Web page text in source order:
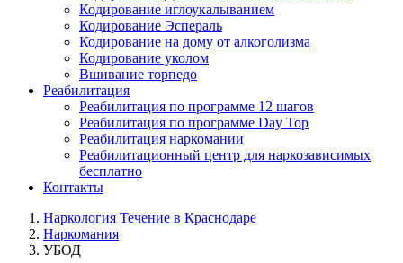
Кодирование иглоукалыванием
Кодирование Эспераль
Кодирование на дому от алкоголизма
Кодирование уколом
Вшивание торпедо
Реабилитация
Реабилитация по программе 12 шагов
Реабилитация по программе Day Top
Реабилитация наркомании
Реабилитационный центр для наркозависимых
бесплатно
Контакты
Наркология Течение в Краснодаре
Наркомания
УБОД